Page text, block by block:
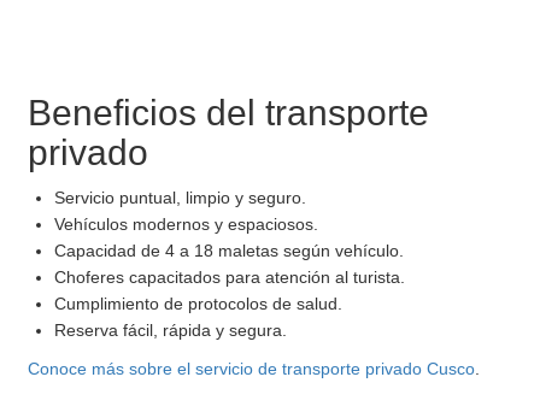
Beneficios del transporte
privado
Servicio puntual, limpio y seguro.
Vehículos modernos y espaciosos.
Capacidad de 4 a 18 maletas según vehículo.
Choferes capacitados para atención al turista.
Cumplimiento de protocolos de salud.
Reserva fácil, rápida y segura.
Conoce más sobre el servicio de transporte privado Cusco.